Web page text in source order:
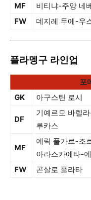
MF
비티냐-주앙 네
FW
데지레 두에-우
플라멩구 라인업
포
GK
아구스틴 로시
DF
기예르모 바렐
루카스
MF
에릭 풀가르-조
아라스카에타-
FW
곤살로 플라타